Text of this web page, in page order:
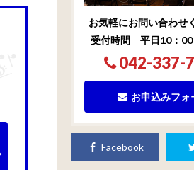
お気軽にお問い合わせ
受付時間 平日10：00
042-337-
お申込みフォ
Facebook